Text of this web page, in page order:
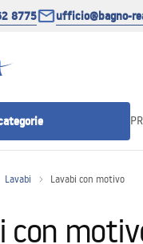
8775 ufficio@bagno-
Lavabi Lavabi con motivo
con